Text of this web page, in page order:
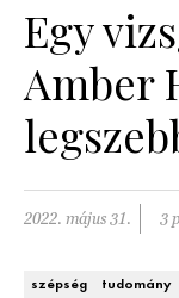
SZÉPSÉG
PSZICHÉ
ÉLETMÓD
PÁRKAPCSOLAT
Egy
Amber
2022. május 31. 3
szépség tudomány